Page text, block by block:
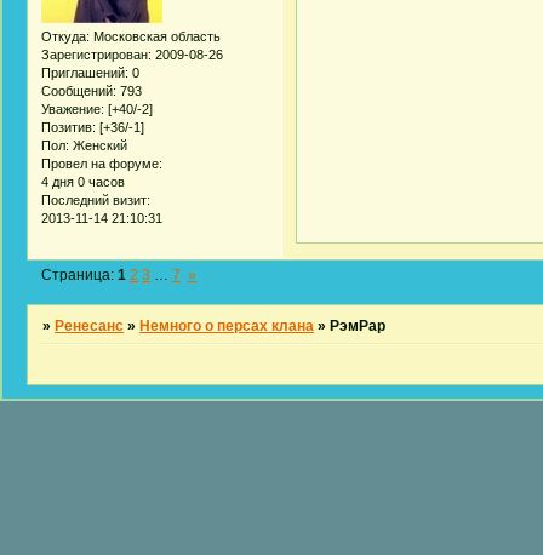
Откуда: Московская область
Зарегистрирован: 2009-08-26
Приглашений: 0
Сообщений: 793
Уважение: [+40/-2]
Позитив: [+36/-1]
Пол: Женский
Провел на форуме:
4 дня 0 часов
Последний визит:
2013-11-14 21:10:31
Страница:1 2 3 … 7 »
»Ренесанс »Немного о персах клана »РэмРар